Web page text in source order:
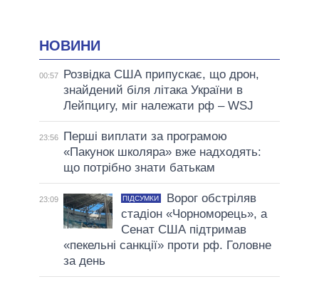
НОВИНИ
00:57
Розвідка США припускає, що дрон,
знайдений біля літака України в
Лейпцигу, міг належати рф – WSJ
23:56
Перші виплати за програмою
«Пакунок школяра» вже надходять:
що потрібно знати батькам
23:09 ПІДСУМКИ
Ворог обстріляв
стадіон «Чорноморець», а
Сенат США підтримав
«пекельні санкції» проти рф. Головне
за день